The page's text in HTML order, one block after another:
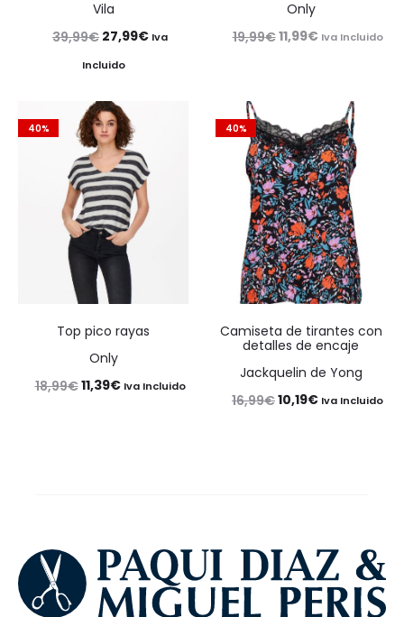
Vila
39,99€ El
precio
era:
39,99€.
27,99€ElIva
Incluido
Only
19,99€El
19,99€.
11,99€El
11,99€.
Iva Incluido
40%
Top pico rayas
Only
18,99€El
11,39€ElIva Incluido
40%
Camiseta de tirantes con
detalles de encaje
Jackquelin de Yong
16,99€El
10,19€ElIva Incluido